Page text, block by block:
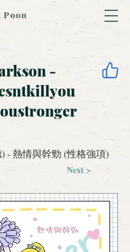
-
- 熱情與幹勁 (性格強項)
Next >